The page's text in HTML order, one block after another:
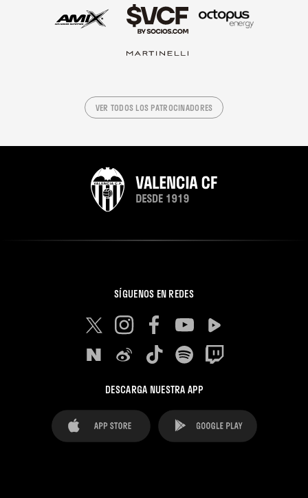
VER TODOS LOS PATROCINADORES
SÍGUENOS EN REDES
DESCARGA NUESTRA APP